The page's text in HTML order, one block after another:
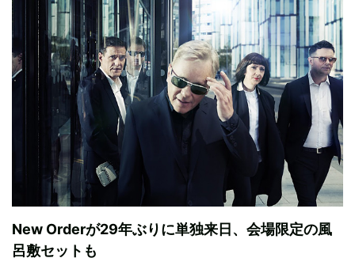
New Orderが29年ぶりに単独来日、会場限定の風
呂敷セットも